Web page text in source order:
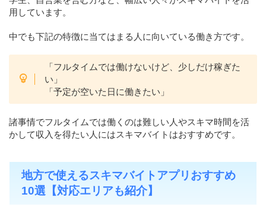
用しています。
中でも下記の特徴に当てはまる人に向いている働き方です。
「フルタイムでは働けないけど、少しだけ稼ぎた
い」
「予定が空いた日に働きたい」
諸事情でフルタイムでは働くのは難しい人やスキマ時間を活
かして収入を得たい人にはスキマバイトはおすすめです。
地方で使えるスキマバイトアプリおすすめ
10選【対応エリアも紹介】